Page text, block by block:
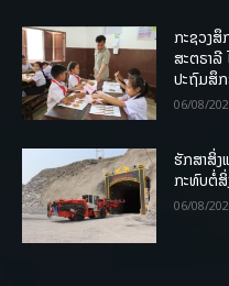
ກະຊວງ
ສະຕຣາລີ
ປະຖົມສຶກ
06/08/
ຮັກສາສິ່
ກະທົບຕໍ່
06/08/